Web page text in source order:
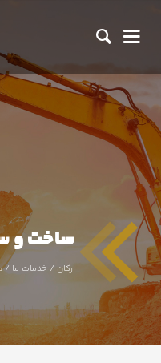
ساخت و
ارکان / خدمات ما /